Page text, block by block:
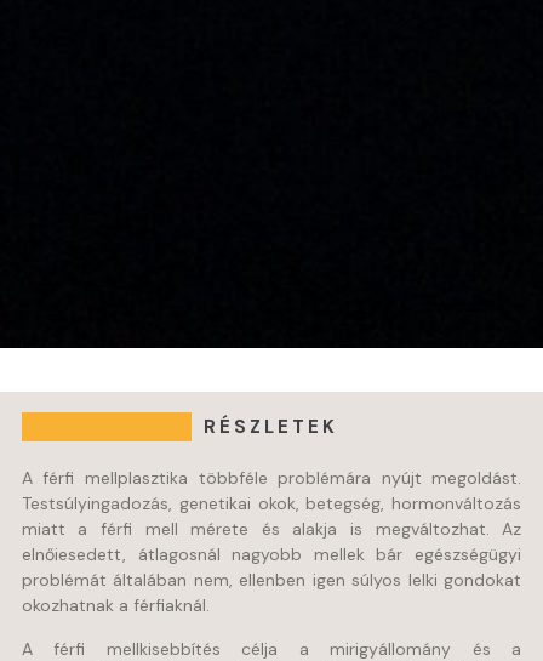
RÉSZLETEK
A férfi mellplasztika többféle problémára nyújt megoldást.
Testsúlyingadozás, genetikai okok, betegség, hormonváltozás
miatt a férfi mell mérete és alakja is megváltozhat. Az
elnőiesedett, átlagosnál nagyobb mellek bár egészségügyi
problémát általában nem, ellenben igen súlyos lelki gondokat
okozhatnak a férfiaknál.
A férfi mellkisebbítés célja a mirigyállomány és a